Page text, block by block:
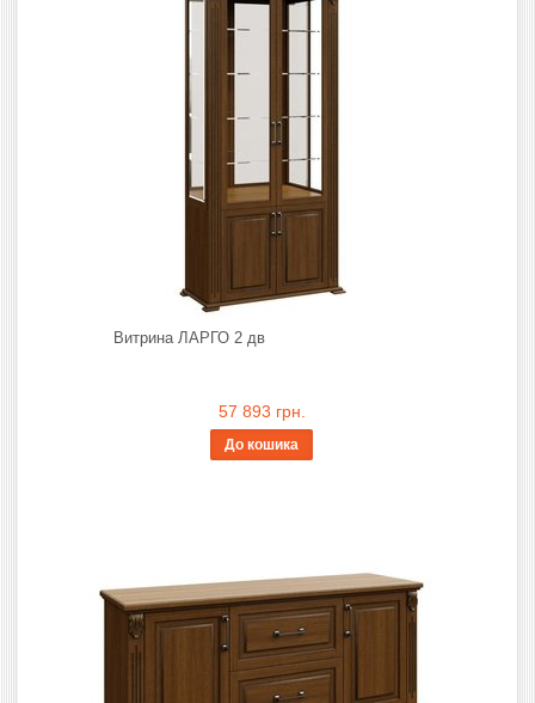
Витрина ЛАРГО 2 дв
57 893 грн.
До кошика